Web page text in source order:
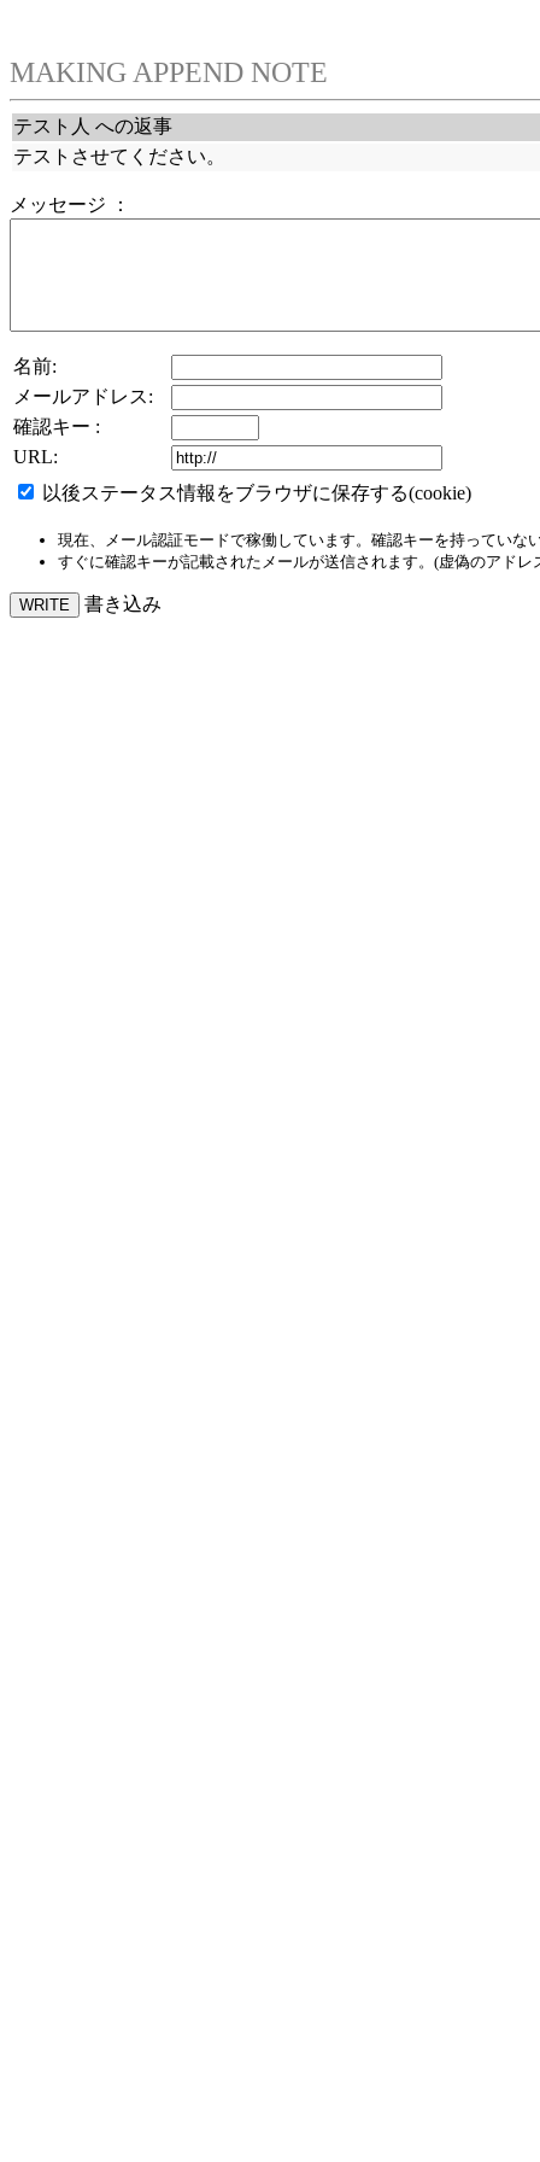
MAKING APPEND NOTE
テスト人 への返事
テストさせてください。
メッセージ ：
名前:
メールアドレス:
確認キー :
URL:
以後ステータス情報をブラウザに保存する(cookie)
現在、メール認証モードで稼働しています。確認キーを持ってい
すぐに確認キーが記載されたメールが送信されます。(虚偽のアド
書き込み